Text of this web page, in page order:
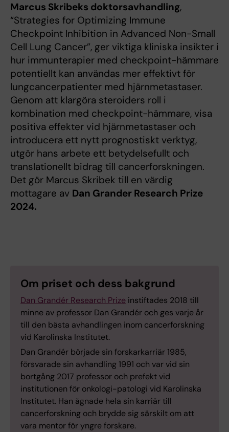
Marcus Skribeks doktorsavhandling,
“Strategies for Optimizing Immune
Checkpoint Inhibition in Advanced Non-Small
Cell Lung Cancer”, ger viktiga kliniska insikter i
hur immunterapier med checkpoint-hämmare
potentiellt kan användas mer effektivt för
lungcancerpatienter med hjärnmetastaser.
Genom att klargöra steroiders roll i
kombination med checkpoint-hämmare, visa
positiva effekter vid hjärnmetastaser och
introducera ett nytt prognostiskt verktyg,
utgör hans arbete ett betydelsefullt och
translationellt bidrag till cancerforskningen.
Det gör Marcus Skribek till en värdig
mottagare av Dan Grander Research Prize
2024.
Om priset och dess bakgrund
Dan Grandér Research Prize instiftades 2018 till
minne av professor Dan Grandér och ges varje år
till den bästa avhandlingen inom cancerforskning
vid Karolinska Institutet.
Dan Grandér började sin forskarkarriär 1985,
försvarade sin avhandling 1991 och var vid sin
bortgång 2017 professor och prefekt vid
institutionen för onkologi-patologi vid Karolinska
Institutet. Han ägnade hela sin karriär till
cancerforskning och brydde sig särskilt om att
vara mentor för yngre forskare.